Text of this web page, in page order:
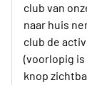
club van
naar huis
club de
(voorlopig is
knop